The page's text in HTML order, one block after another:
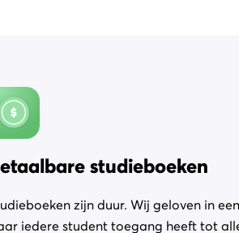
studieboeken
zijn duur. Wij geloven in
iedere student toegang heeft tot